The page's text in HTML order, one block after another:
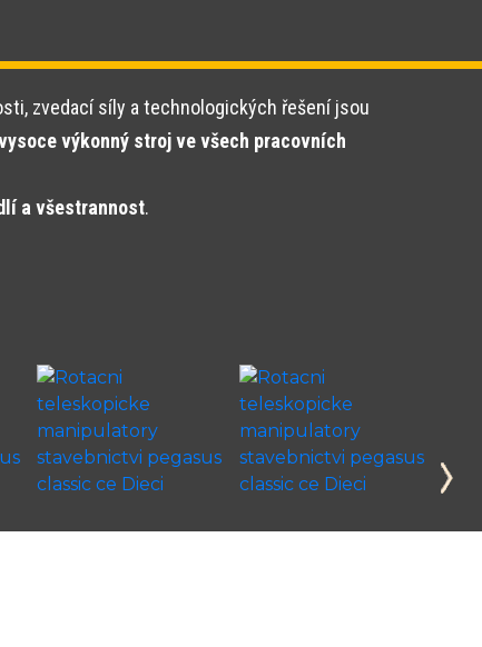
zvedací síly a technologických řešení jsou
výkonný stroj ve všech pracovních
a všestrannost.